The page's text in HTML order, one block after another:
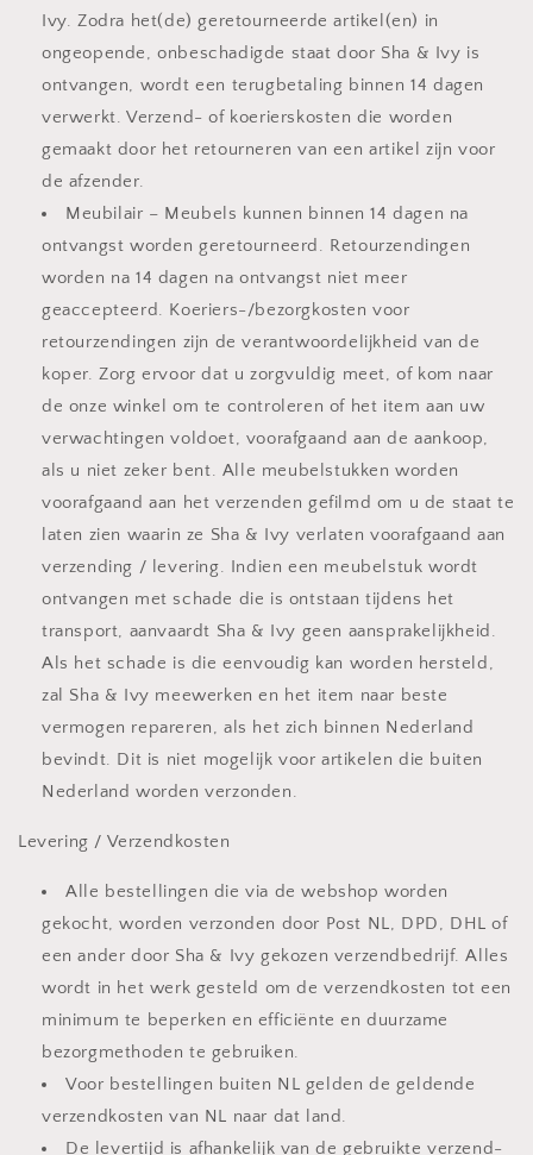
Ivy. Zodra het(de) geretourneerde artikel(en) in
ongeopende, onbeschadigde staat door Sha & Ivy is
ontvangen, wordt een terugbetaling binnen 14 dagen
verwerkt. Verzend- of koerierskosten die worden
gemaakt door het retourneren van een artikel zijn voor
de afzender.
Meubilair – Meubels kunnen binnen 14 dagen na
ontvangst worden geretourneerd. Retourzendingen
worden na 14 dagen na ontvangst niet meer
geaccepteerd. Koeriers-/bezorgkosten voor
retourzendingen zijn de verantwoordelijkheid van de
koper. Zorg ervoor dat u zorgvuldig meet, of kom naar
de onze winkel om te controleren of het item aan uw
verwachtingen voldoet, voorafgaand aan de aankoop,
als u niet zeker bent. Alle meubelstukken worden
voorafgaand aan het verzenden gefilmd om u de staat te
laten zien waarin ze Sha & Ivy verlaten voorafgaand aan
verzending / levering. Indien een meubelstuk wordt
ontvangen met schade die is ontstaan tijdens het
transport, aanvaardt Sha & Ivy geen aansprakelijkheid.
Als het schade is die eenvoudig kan worden hersteld,
zal Sha & Ivy meewerken en het item naar beste
vermogen repareren, als het zich binnen Nederland
bevindt. Dit is niet mogelijk voor artikelen die buiten
Nederland worden verzonden.
Levering / Verzendkosten
Alle bestellingen die via de webshop worden
gekocht, worden verzonden door Post NL, DPD, DHL of
een ander door Sha & Ivy gekozen verzendbedrijf. Alles
wordt in het werk gesteld om de verzendkosten tot een
minimum te beperken en efficiënte en duurzame
bezorgmethoden te gebruiken.
Voor bestellingen buiten NL gelden de geldende
verzendkosten van NL naar dat land.
De levertijd is afhankelijk van de gebruikte verzend-